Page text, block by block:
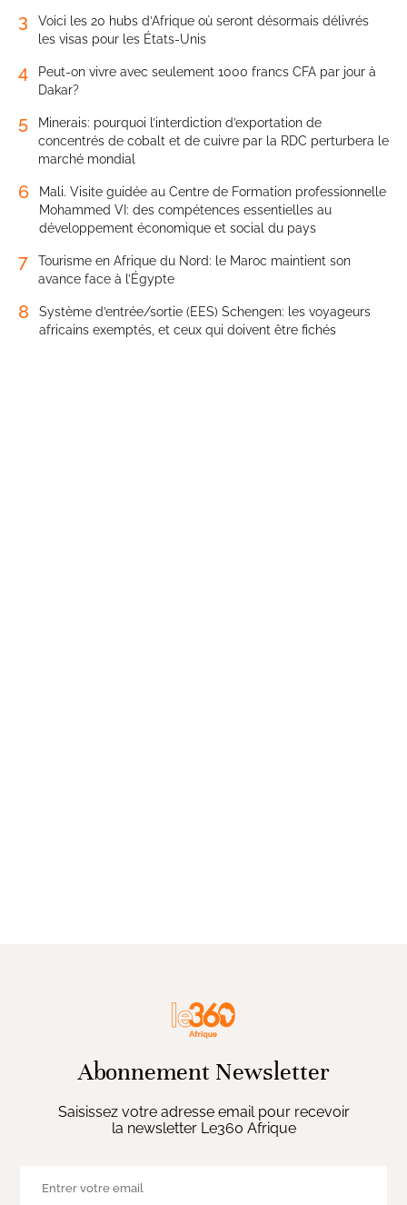
3
Voici les 20 hubs d’Afrique où seront désormais délivrés
les visas pour les États-Unis
4
Peut-on vivre avec seulement 1000 francs CFA par jour à
Dakar?
5
Minerais: pourquoi l’interdiction d’exportation de
concentrés de cobalt et de cuivre par la RDC perturbera le
marché mondial
6
Mali. Visite guidée au Centre de Formation professionnelle
Mohammed VI: des compétences essentielles au
développement économique et social du pays
7
Tourisme en Afrique du Nord: le Maroc maintient son
avance face à l’Égypte
8
Système d’entrée/sortie (EES) Schengen: les voyageurs
africains exemptés, et ceux qui doivent être fichés
Abonnement Newsletter
Saisissez votre adresse email pour recevoir
la newsletter Le360 Afrique